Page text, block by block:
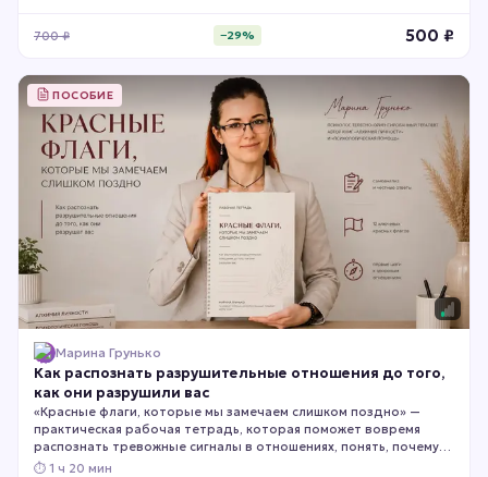
700₽ −29% 500 ₽
ПОСОБИЕ
Марина Грунько
Как распознать разрушительные отношения до того,
как они разрушили вас
«Красные флаги, которые мы замечаем слишком поздно» —
практическая рабочая тетрадь, которая поможет вовремя
распознать тревожные сигналы в отношениях, понять, почему
мы часто их игнорируем, и честно оценить, насколько
⏱ 1 ч 20 мин